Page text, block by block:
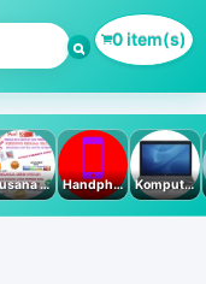
0 item(s)
Busana Muslim Handphone & Tablet Komputer PC & Laptop